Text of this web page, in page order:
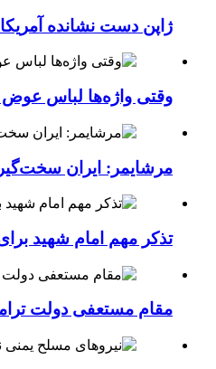
ژاپن دست نشانده
وقتی واژه‌ها لباس عوض
مرشایمر: ایران
تذکر مهم امام شهید
مقام مستعفی دولت ترامپ: